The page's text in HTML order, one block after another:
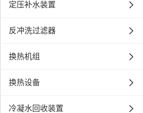
定压补水装置
反冲洗过滤器
换热机组
换热设备
冷凝水回收装置